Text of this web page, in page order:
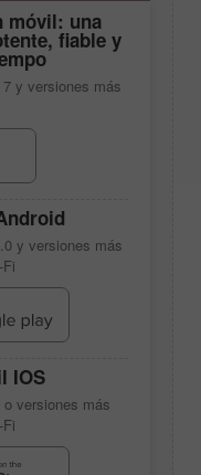
móvil: una
fiable y
y versiones más
y versiones más
IOS
versiones más